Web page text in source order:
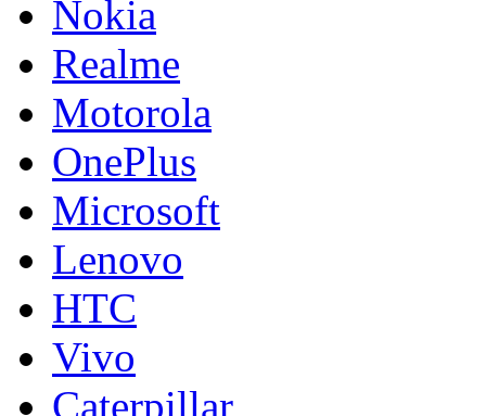
Nokia
Realme
Motorola
OnePlus
Microsoft
Lenovo
HTC
Vivo
Caterpillar